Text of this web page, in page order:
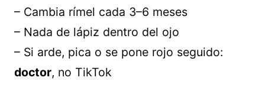
– Cambia rímel cada 3–6 meses
– Nada de lápiz dentro del ojo
– Si arde, pica o se pone rojo seguido:
doctor, no TikTok